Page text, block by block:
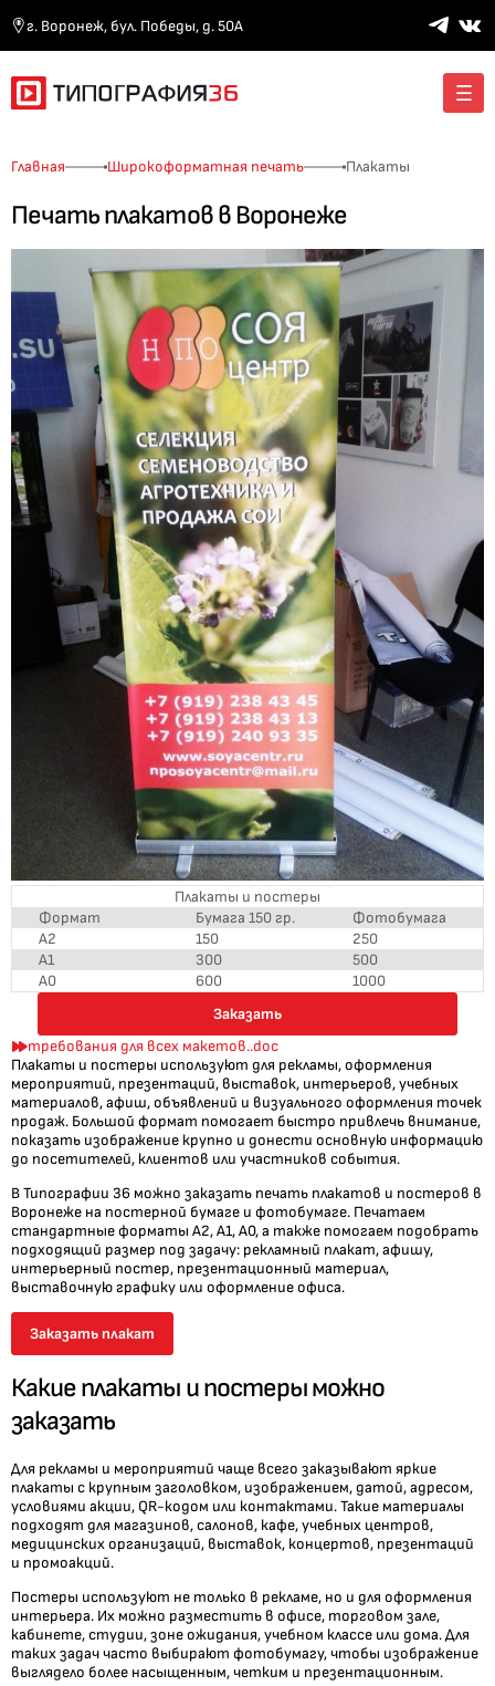
г. Воронеж, бул. Победы, д. 50А
Главная Широкоформатная печать Плакаты
Печать плакатов в Воронеже
Плакаты и постеры используют для рекламы, оформления
мероприятий, презентаций, выставок, интерьеров, учебных
материалов, афиш, объявлений и визуального оформления точек
продаж. Большой формат помогает быстро привлечь внимание,
показать изображение крупно и донести основную информацию
до посетителей, клиентов или участников события.
В Типографии 36 можно заказать печать плакатов и постеров в
Воронеже на постерной бумаге и фотобумаге. Печатаем
стандартные форматы А2, А1, А0, а также помогаем подобрать
подходящий размер под задачу: рекламный плакат, афишу,
интерьерный постер, презентационный материал,
выставочную графику или оформление офиса.
Заказать плакат
Какие плакаты и постеры можно
заказать
Для рекламы и мероприятий чаще всего заказывают яркие
плакаты с крупным заголовком, изображением, датой, адресом,
условиями акции, QR-кодом или контактами. Такие материалы
подходят для магазинов, салонов, кафе, учебных центров,
медицинских организаций, выставок, концертов, презентаций
и промоакций.
Постеры используют не только в рекламе, но и для оформления
интерьера. Их можно разместить в офисе, торговом зале,
кабинете, студии, зоне ожидания, учебном классе или дома. Для
таких задач часто выбирают фотобумагу, чтобы изображение
выглядело более насыщенным, четким и презентационным.
Плакаты и постеры
Формат
Бумага 150 гр.
Фотобумага
А2
150
250
А1
300
500
А0
600 1000
Заказать
требования для всех макетов..doc